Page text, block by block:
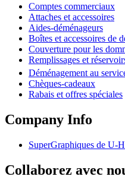
Comptes commerciaux
Attaches et accessoires
Aides-déménageurs
Boîtes et accessoires de
Couverture pour les
Remplissages et
Déménagement au
Chèques-cadeaux
Rabais et offres spéciales
Company Info
SuperGraphiques de U-
Collaborez avec